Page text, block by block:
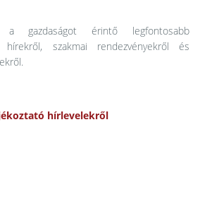
a gazdaságot érintő legfontosabb
hírekről, szakmai rendezvényekről és
hírlevelekről